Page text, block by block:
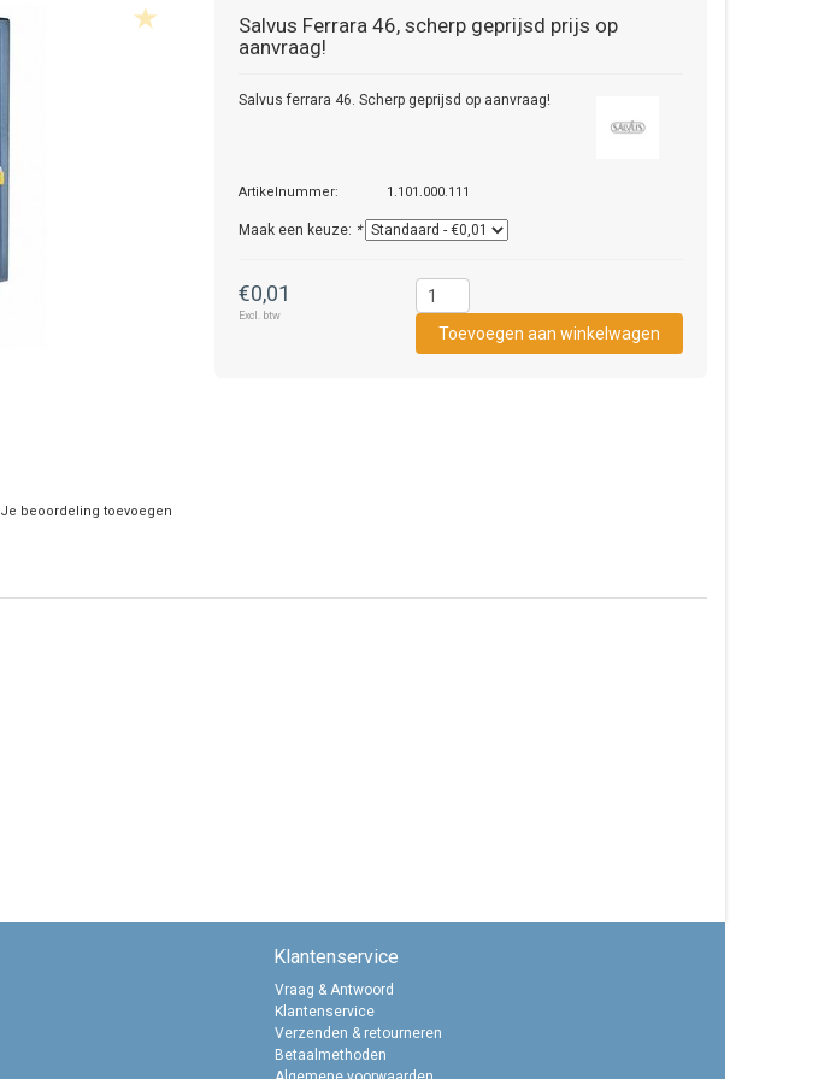
Salvus Ferrara 46, scherp geprijsd prijs op
aanvraag!
Salvus ferrara 46. Scherp geprijsd op aanvraag!
Artikelnummer: 1.101.000.111
Maak een keuze: *
€0,01
Excl. btw
Je beoordeling toevoegen
Klantenservice
Vraag & Antwoord
Klantenservice
Verzenden & retourneren
Betaalmethoden